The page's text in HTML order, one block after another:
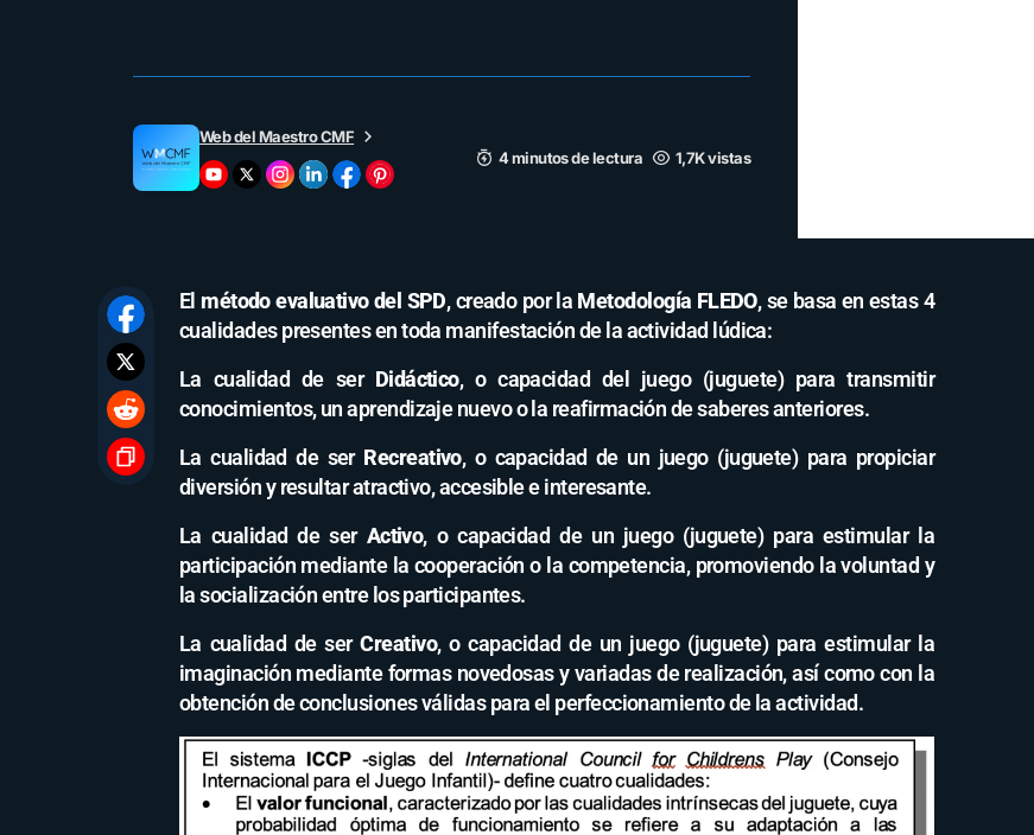
Web del Maestro CMF
4 minutos de lectura
1,7K vistas
El método evaluativo del SPD, creado por la Metodología FLEDO, se basa en estas 4
cualidades presentes en toda manifestación de la actividad lúdica:
La cualidad de ser Didáctico, o capacidad del juego (juguete) para transmitir
conocimientos, un aprendizaje nuevo o la reafirmación de saberes anteriores.
La cualidad de ser Recreativo, o capacidad de un juego (juguete) para propiciar
diversión y resultar atractivo, accesible e interesante.
La cualidad de ser Activo, o capacidad de un juego (juguete) para estimular la
participación mediante la cooperación o la competencia, promoviendo la voluntad y
la socialización entre los participantes.
La cualidad de serCreativo, o capacidad de un juego (juguete) para estimular la
imaginación mediante formas novedosas y variadas de realización, así como con la
obtención de conclusiones válidas para el perfeccionamiento de la actividad.